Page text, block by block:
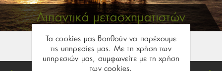
Λιπαντικά μετασχηματιστών
Τα cookies μας βοηθούν να παρέχουμε
τις υπηρεσίες μας. Με τη χρήση των
υπηρεσιών μας, συμφωνείτε με τη χρήση
των cookies.